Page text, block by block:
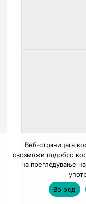
Веб-страницата
овозможи подобро
на прегледување
Во ред